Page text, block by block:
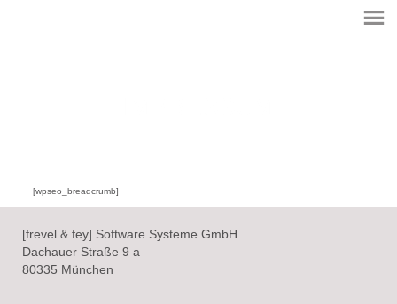
[wpseo_breadcrumb]
[frevel & fey] Software Systeme GmbH
Dachauer Straße 9 a
80335 München